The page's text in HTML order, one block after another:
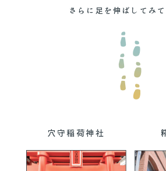
さらに足を伸ばしてみ
穴守稲荷神社